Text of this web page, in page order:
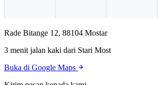
Rade Bitange 12, 88104 Mostar
3 menit jalan kaki dari Stari Most
Buka di Google Maps